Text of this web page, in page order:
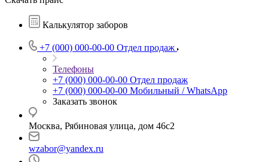
Калькулятор заборов
+7 (000) 000-00-00 Отдел продаж
Телефоны
+7 (000) 000-00-00 Отдел продаж
+7 (000) 000-00-00 Мобильный / WhatsApp
Заказать звонок
Москва, Рябиновая улица, дом 46с2
wzabor@yandex.ru